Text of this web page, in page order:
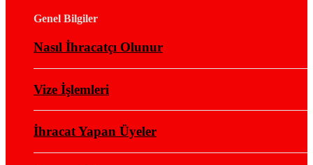
Genel Bilgiler
Nasıl İhracatçı Olunur
Vize İşlemleri
İhracat Yapan Üyeler